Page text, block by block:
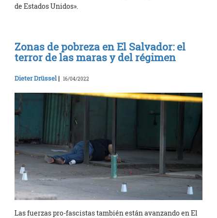
de Estados Unidos».
Zonas de pobreza en El Salvador: el
terror de las maras y del régimen
Dieter Drüssel| 16/04/2022
Las fuerzas pro-fascistas también están avanzando en El